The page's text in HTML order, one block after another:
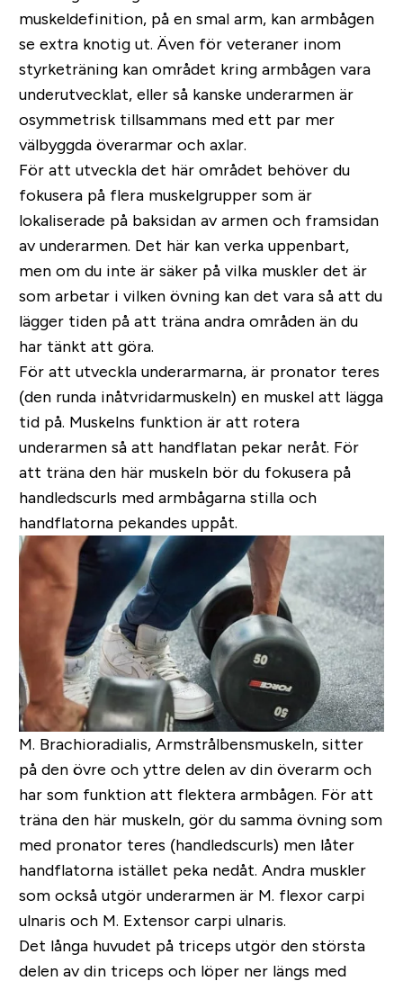
muskeldefinition, på en smal arm, kan armbågen
se extra knotig ut. Även för veteraner inom
styrketräning kan området kring armbågen vara
underutvecklat, eller så kanske underarmen är
osymmetrisk tillsammans med ett par mer
välbyggda överarmar och axlar.
För att utveckla det här området behöver du
fokusera på flera muskelgrupper som är
lokaliserade på baksidan av armen och framsidan
av underarmen. Det här kan verka uppenbart,
men om du inte är säker på vilka muskler det är
som arbetar i vilken övning kan det vara så att du
lägger tiden på att träna andra områden än du
har tänkt att göra.
För att utveckla underarmarna, är pronator teres
(den runda inåtvridarmuskeln) en muskel att lägga
tid på. Muskelns funktion är att rotera
underarmen så att handflatan pekar neråt. För
att träna den här muskeln bör du fokusera på
handledscurls med armbågarna stilla och
handflatorna pekandes uppåt.
M. Brachioradialis, Armstrålbensmuskeln, sitter
på den övre och yttre delen av din överarm och
har som funktion att flektera armbågen. För att
träna den här muskeln, gör du samma övning som
med pronator teres (handledscurls) men låter
handflatorna istället peka nedåt. Andra muskler
som också utgör underarmen är M. flexor carpi
ulnaris och M. Extensor carpi ulnaris.
Det långa huvudet på triceps utgör den största
delen av din triceps och löper ner längs med